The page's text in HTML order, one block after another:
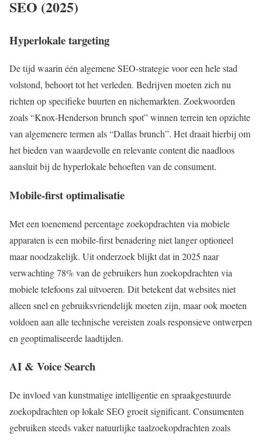
SEO (2025)
Hyperlokale targeting
De tijd waarin één algemene SEO-strategie voor een hele stad
volstond, behoort tot het verleden. Bedrijven moeten zich nu
richten op specifieke buurten en nichemarkten. Zoekwoorden
zoals “Knox-Henderson brunch spot” winnen terrein ten opzichte
van algemenere termen als “Dallas brunch”. Het draait hierbij om
het bieden van waardevolle en relevante content die naadloos
aansluit bij de hyperlokale behoeften van de consument.
Mobile-first optimalisatie
Met een toenemend percentage zoekopdrachten via mobiele
apparaten is een mobile-first benadering niet langer optioneel
maar noodzakelijk. Uit onderzoek blijkt dat in 2025 naar
verwachting 78% van de gebruikers hun zoekopdrachten via
mobiele telefoons zal uitvoeren. Dit betekent dat websites niet
alleen snel en gebruiksvriendelijk moeten zijn, maar ook moeten
voldoen aan alle technische vereisten zoals responsieve ontwerpen
en geoptimaliseerde laadtijden.
AI & Voice Search
De invloed van kunstmatige intelligentie en spraakgestuurde
zoekopdrachten op lokale SEO groeit significant. Consumenten
gebruiken steeds vaker natuurlijke taalzoekopdrachten zoals